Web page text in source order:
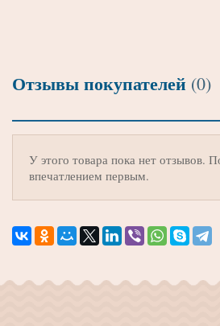
Отзывы покупателей (0)
У этого товара пока нет отзывов.
впечатлением первым.